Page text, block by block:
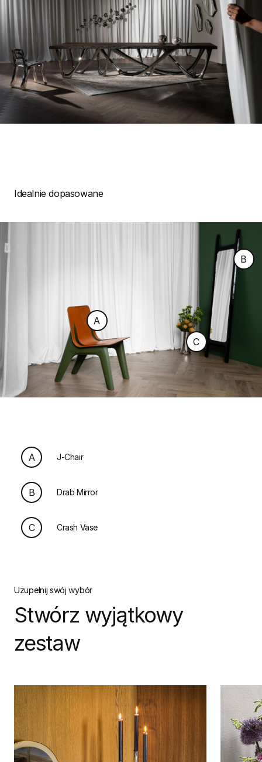
A J-Chair
B Drab Mirror
C Crash Vase
Idealnie dopasowane
A
B
C
Uzupełnij swój wybór
Stwórz wyjątkowy
zestaw